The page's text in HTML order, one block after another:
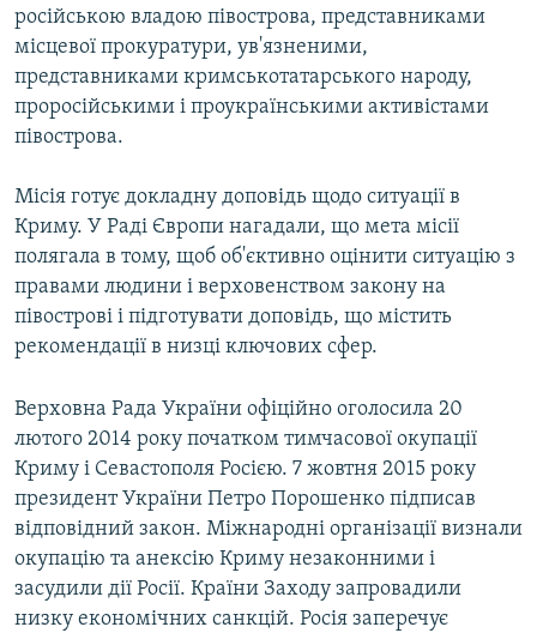
російською владою півострова, представниками
місцевої прокуратури, ув'язненими,
представниками кримськотатарського народу,
проросійськими і проукраїнськими активістами
півострова.
Місія готує докладну доповідь щодо ситуації в
Криму. У Раді Європи нагадали, що мета місії
полягала в тому, щоб об'єктивно оцінити ситуацію з
правами людини і верховенством закону на
півострові і підготувати доповідь, що містить
рекомендації в низці ключових сфер.
Верховна Рада України офіційно оголосила 20
лютого 2014 року початком тимчасової окупації
Криму і Севастополя Росією. 7 жовтня 2015 року
президент України Петро Порошенко підписав
відповідний закон. Міжнародні організації визнали
окупацію та анексію Криму незаконними і
засудили дії Росії. Країни Заходу запровадили
низку економічних санкцій. Росія заперечує